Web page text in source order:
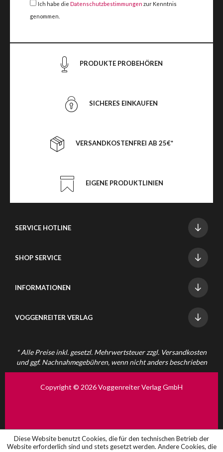
Ich habe die Datenschutzbestimmungen zur Kenntnis
genommen.
PRODUKTE PROBEHÖREN
SICHERES EINKAUFEN
VERSANDKOSTENFREI AB 25€*
EIGENE PRODUKTLINIEN
SERVICE HOTLINE
SHOP SERVICE
INFORMATIONEN
VOGGENREITER VERLAG
* Alle Preise inkl. gesetzl. Mehrwertsteuer zzgl. Versandkosten
und ggf. Nachnahmegebühren, wenn nicht anders beschrieben
Copyright © 2026 Voggenreiter Verlag GmbH
Diese Website benutzt Cookies, die für den technischen Betrieb der
Website erforderlich sind und stets gesetzt werden. Andere Cookies, die